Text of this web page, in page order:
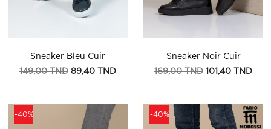
Sneaker Bleu Cuir
Prix
149,00 TND Prix
89,40 TND
Sneaker Noir Cuir
Prix
169,00 TND Prix
101,40 TND
-40% -40%